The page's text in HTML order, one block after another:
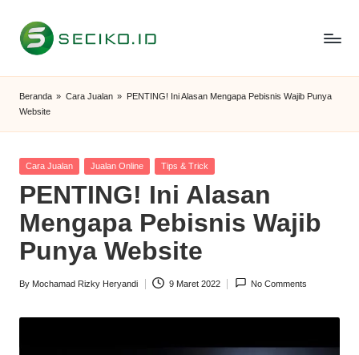
Skip
S
e
c
i
k
o
I
D
Beranda » Cara Jualan » PENTING! Ini Alasan Mengapa Pebisnis Wajib Punya
Website
Posted
Cara Jualan Jualan Online Tips & Trick
PENTING! Ini Alasan
Mengapa Pebisnis Wajib
Punya Website
Posted
By Mochamad Rizky Heryandi 9 Maret 2022 No Comments